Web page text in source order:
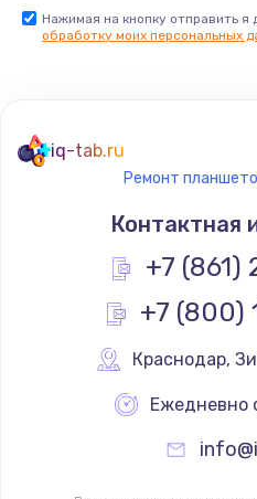
Замена
390
Замена
Нажимая на кнопку отправить я
обработку моих персональных
iq-tab.ru
Ремонт
Контактная
+7
+7
Краснодар,
Ежедневно